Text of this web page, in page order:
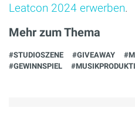
Leatcon 2024 erwerben.
Mehr zum Thema
#STUDIOSZENE #GIVEAWAY
#GEWINNSPIEL